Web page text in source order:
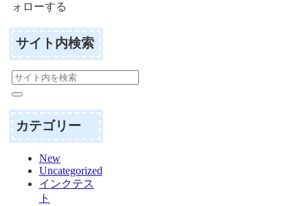
ォローする
サイト内検索
カテゴリー
New
Uncategorized
インクテス
ト